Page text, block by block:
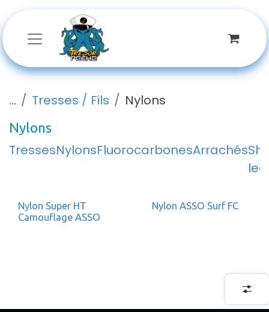
... Tresses / Fils Nylons
Nylons
TressesNylonsFluorocarbonesArrachés
Nylon Super HT
Camouflage ASSO
Nylon ASSO Surf FC